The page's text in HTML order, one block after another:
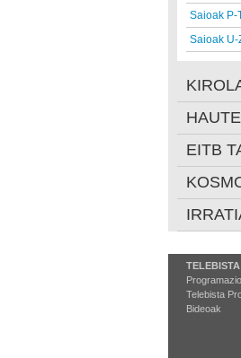
Saioak P-
Saioak U-
EITB
Telebista
Bideoak